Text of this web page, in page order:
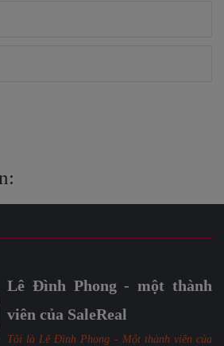
Lê Đình Phong - một thành
viên của SaleReal
Tôi là Lê Đình Phong - Một thành viên của